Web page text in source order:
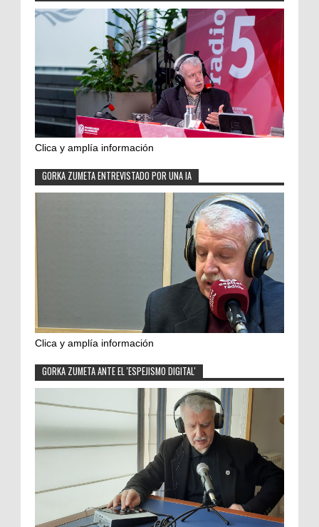
Clica y amplía información
GORKA ZUMETA ENTREVISTADO POR UNA IA
Clica y amplía información
GORKA ZUMETA ANTE EL 'ESPEJISMO DIGITAL'